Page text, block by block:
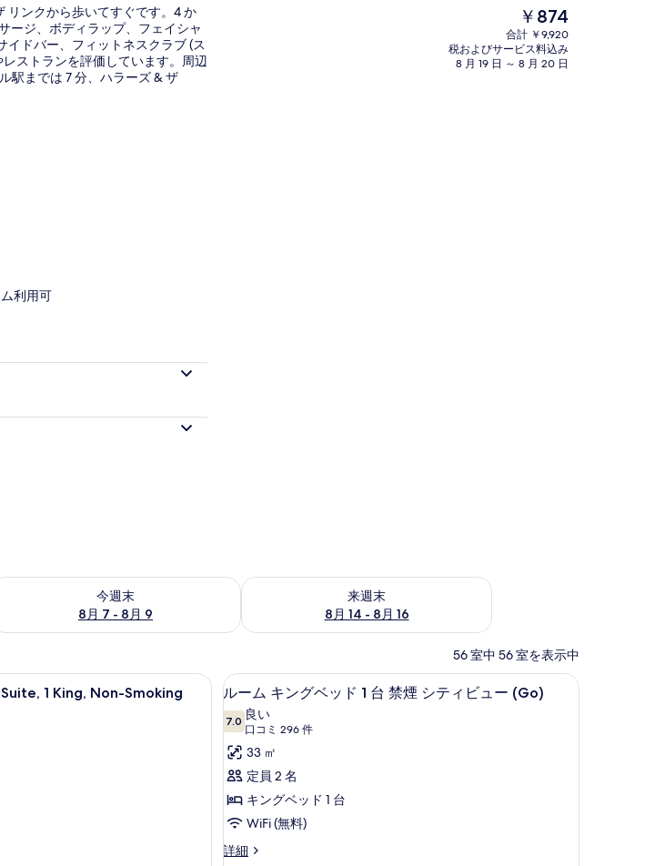
レストラン レストラン
リンクから歩いてすぐです。4 か
ージ、ボディラップ、フェイシャ
ドバー、フィットネスクラブ (ス
ストランを評価しています。周辺
駅までは 7 分、ハラーズ & ザ
利用可
現
在
の
料
￥874
合計 ￥9,920
税およびサービス料込み
8 月 19 日 ～ 8 月 20 日
今週末
8月 7 - 8月 9
週末 8月 7 - 8月 9 の空室状況をチェック
来週末
8月 14 - 8月 16
来週末 8月 14 - 8月 16 の空室状況をチェック
56 室中 56 室を表示中
Fab Vice Presidential Suite, 1 King, Non-Smoking | ピロートップベッド、セーフティボックス (室内)、デスク、ノ
1 King, Non-Smoking
ル
ー
ム
キ
ン
グ
ベ
ッ
ピロートップベッド、セーフティボックス (
4
ルーム キングベッド 1 台 禁煙 シティビュー (Go)
7.010 点中 7.0
良い
口コミ 296 件
(口
コ
ミ
296
件)
33 ㎡
定員 2 名
キングベッド 1 台
WiFi (無料)
詳細
ル